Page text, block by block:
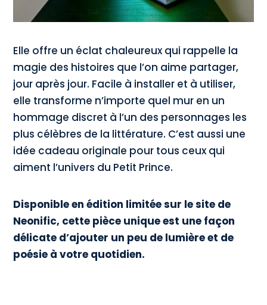
Elle offre un éclat chaleureux qui rappelle la
magie des histoires que l’on aime partager,
jour après jour. Facile à installer et à utiliser,
elle transforme n’importe quel mur en un
hommage discret à l’un des personnages les
plus célèbres de la littérature. C’est aussi une
idée cadeau originale pour tous ceux qui
aiment l’univers du Petit Prince.
Disponible en édition limitée sur le site de
Neonific, cette pièce unique est une façon
délicate d’ajouter un peu de lumière et de
poésie à votre quotidien.